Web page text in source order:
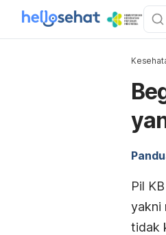
Pil
yakni
tidak